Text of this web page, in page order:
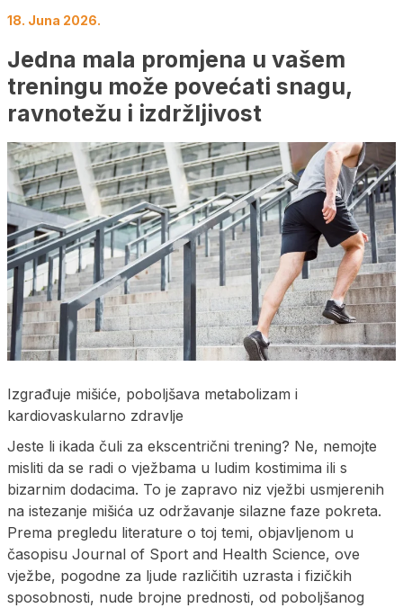
18. Juna 2026.
Jedna mala promjena u vašem
treningu može povećati snagu,
ravnotežu i izdržljivost
Izgrađuje mišiće, poboljšava metabolizam i
kardiovaskularno zdravlje
Jeste li ikada čuli za ekscentrični trening? Ne, nemojte
misliti da se radi o vježbama u ludim kostimima ili s
bizarnim dodacima. To je zapravo niz vježbi usmjerenih
na istezanje mišića uz održavanje silazne faze pokreta.
Prema pregledu literature o toj temi, objavljenom u
časopisu Journal of Sport and Health Science, ove
vježbe, pogodne za ljude različitih uzrasta i fizičkih
sposobnosti, nude brojne prednosti, od poboljšanog